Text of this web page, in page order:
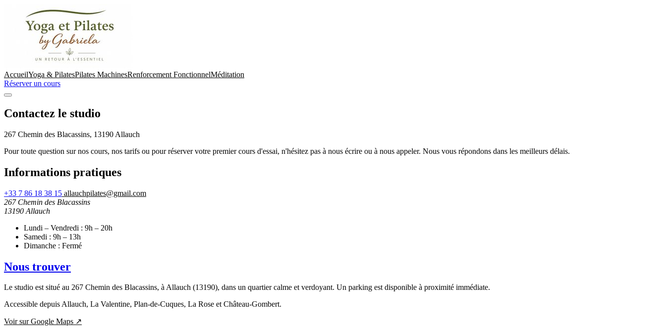
AccueilYoga & PilatesPilates MachinesRenforcement FonctionnelMéditation
Réserver un cours
Contactez le studio
267 Chemin des Blacassins, 13190 Allauch
Pour toute question sur nos cours, nos tarifs ou pour réserver votre premier cours d'essai, n'hésitez pas à nous écrire ou à nous appeler. Nous vous répondons dans les meilleurs délais.
Informations pratiques
+33 7 86 18 38 15 allauchpilates@gmail.com
267 Chemin des Blacassins
13190 Allauch
Lundi – Vendredi : 9h – 20h
Samedi : 9h – 13h
Dimanche : Fermé
Nous trouver
Le studio est situé au 267 Chemin des Blacassins, à Allauch (13190), dans un quartier calme et verdoyant. Un parking est disponible à proximité immédiate.
Accessible depuis Allauch, La Valentine, Plan-de-Cuques, La Rose et Château-Gombert.
Voir sur Google Maps ↗